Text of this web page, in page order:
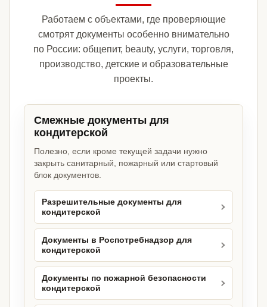
Работаем с объектами, где проверяющие
смотрят документы особенно внимательно
по России: общепит, beauty, услуги, торговля,
производство, детские и образовательные
проекты.
Смежные документы для
кондитерской
Полезно, если кроме текущей задачи нужно
закрыть санитарный, пожарный или стартовый
блок документов.
Разрешительные документы для
кондитерской
Документы в Роспотребнадзор для
кондитерской
Документы по пожарной безопасности
кондитерской